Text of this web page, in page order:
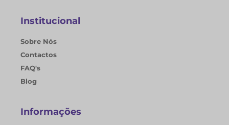
Institucional
Sobre Nós
Contactos
FAQ's
Blog
Informações